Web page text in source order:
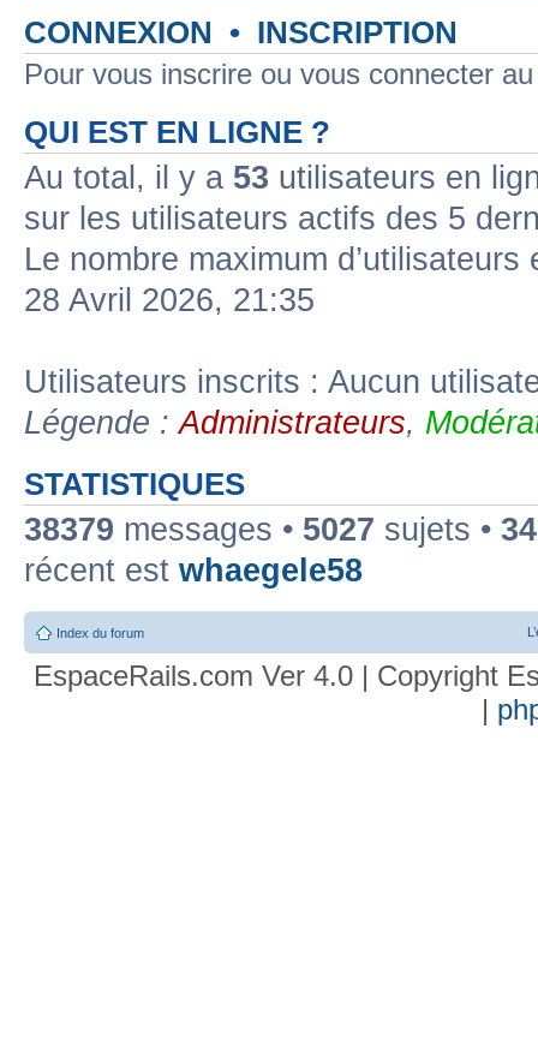
CONNEXION • INSCRIPTION
Pour vous inscrire ou vous connecter
QUI EST EN LIGNE ?
Au total, il y a 53 utilisateurs en
sur les utilisateurs actifs des 5
Le nombre maximum
28 Avril 2026, 21:35
Utilisateurs inscrits : Aucun
Légende :Administrateurs,
STATISTIQUES
38379 messages • 5027 sujets •
récent est whaegele58
Index du forum
EspaceRails.com Ver 4.0 | Copyright
|